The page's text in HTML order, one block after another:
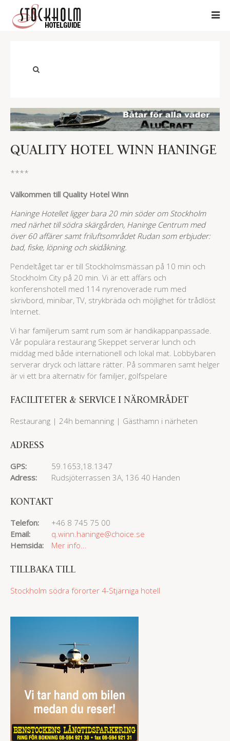
QUALITY HOTEL WINN HANINGE
****
Välkommen till Quality Hotel Winn
Haninge Hotellet ligger bara 20 min söder om Stockholm
med närhet till södra skärgården, Haninge Centrum med
över 60 affärer samt friluftsområdet Rudan som erbjuder:
bad, fiske, löpning och skidåkning.
Pendeltåget tar er till Stockholmsmässan på 10 min och
Stockholm City på 20 min. Vi är ett affärs och
konferenshotell med 114 nyrenoverade rum med
skrivbord, minibar, TV, strykbräda och möjlighet för trådlöst
Internet.
Vi har familjerum samt rum som är handikappanpassade.
Vår populära restaurang Skeppet serverar lunch och
middag med både internationell och lokal mat. Lobbybaren
serverar dryck och lättare rätter. På sommaren samt helger
är vi ett bra alternativ för familjer, golfspelare
FACILITETER & SERVICE I NÄROMRÅDET
Restaurang | 24h bemanning | Gästhamn i närheten
ADRESS
GPS:
59.1653,18.1347
Adress:
Rudsjöterrassen 3A, 136 40 Handen
KONTAKT
Telefon:
+46 8 745 75 00
Email:
q.winn.haninge@choice.se
Hemsida:
Mer info...
TILLBAKA TILL
Stockholm södra förorter 4-Stjärniga hotell